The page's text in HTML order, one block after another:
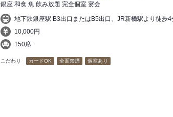
銀座 和食 魚 飲み放題 完全個室 宴会
地下鉄銀座駅 B3出口またはB5出口、JR新橋駅より徒歩
10,000円
150席
こだわり カードOK 全面禁煙 個室あり